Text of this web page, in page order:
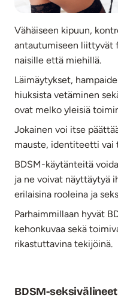
Vähäiseen kipuun,
antautumiseen liittyvät
naisille että miehillä.
Läimäytykset,
hiuksista vetäminen
ovat melko yleisiä
Jokainen voi itse
mauste, identiteetti vai
BDSM-käytänteitä
ja ne voivat näyttäytyä
erilaisina rooleina ja
Parhaimmillaan hyvät
kehonkuvaa sekä
rikastuttavina tekijöinä.
BDSM-